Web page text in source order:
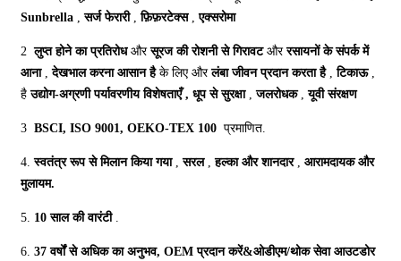
Sunbrella ,सर्ज फेरारी ,फ़िफ़रटेक्स ,एक्सरोमा
2 लुप्त होने का प्रतिरोध औरसूरज की रोशनी से गिरावट औररसायनों के संपर्क में
आना ,देखभाल करना आसान है के लिए औरलंबा जीवन प्रदान करता है ,टिकाऊ ,
हैउद्योग-अग्रणी पर्यावरणीय विशेषताएँ, धूप से सुरक्षा ,जलरोधक ,यूवी संरक्षण
3 BSCI, ISO 9001, OEKO-TEX 100 प्रमाणित.
4.स्वतंत्र रूप से मिलान किया गया ,सरल ,हल्का और शानदार , आरामदायक और
मुलायम.
5. 10 साल की वारंटी .
6. 37 वर्षों से अधिक का अनुभव, OEM प्रदान करें&ओडीएम/थोक सेवा आउटडोर